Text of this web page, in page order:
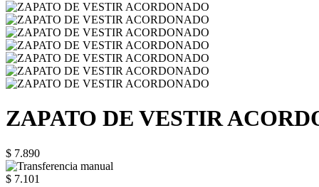
ZAPATO DE VESTIR
$ 7.890
$ 7.101